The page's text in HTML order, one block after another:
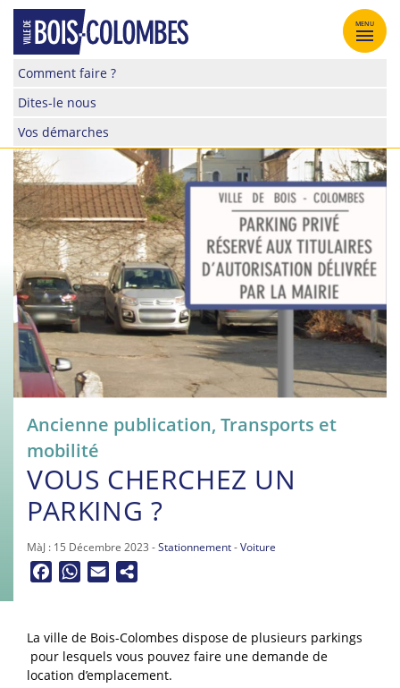
Skip
content
Site
de
la
de
Bois-
Colombes
Comment faire ?
Dites-le nous
Vos démarches
MENU
Ancienne publication, Transports et
mobilité
VOUS CHERCHEZ UN
PARKING ?
MàJ : 15 Décembre 2023 -Stationnement-Voiture
FacebookWhatsApp
Email
La ville de Bois-Colombes dispose de plusieurs parkings
pour lesquels vous pouvez faire une demande de
location d’emplacement.